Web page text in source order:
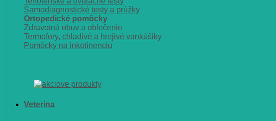
Samodiagnostické testy a prúžky
Ortopedické pomôcky
Zdravotná obuv a oblečenie
Termofory, chladivé a hrejivé vankúšiky
Pomôcky na inkotinenciu
Veterina